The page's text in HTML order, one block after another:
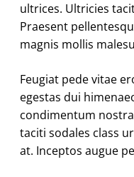
ultrices. Ultricies
Praesent
magnis mollis
Feugiat pede vitae
egestas dui
condimentum
taciti sodales class
at. Inceptos augue